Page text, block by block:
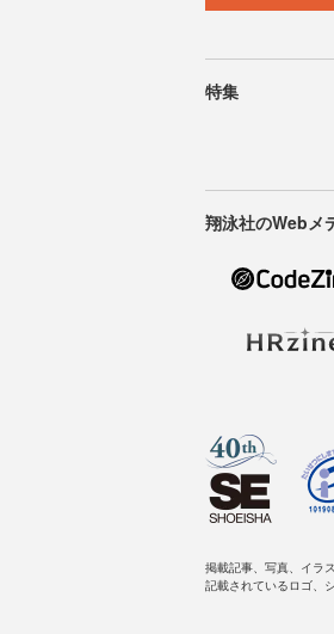
特集
翔泳社のWebメ
掲載記事、写真、イラ
記載されているロゴ、